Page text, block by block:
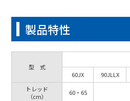
製品特性
型 式
60JX
90JLLX
トレッド
（cm）
60・65